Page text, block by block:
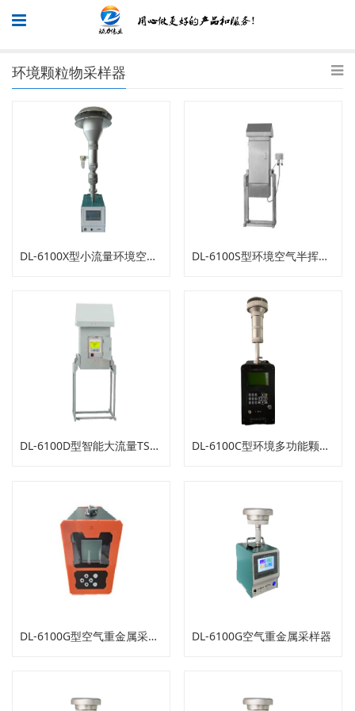
环境颗粒物采样器
DL-6100X型小流量环境空气颗粒物采 DL-6100S型环境空气半挥发性有机物
DL-6100D型智能大流量TSP采样器 DL-6100C型环境多功能颗粒物采样器
DL-6100G型空气重金属采样器 DL-6100G空气重金属采样器